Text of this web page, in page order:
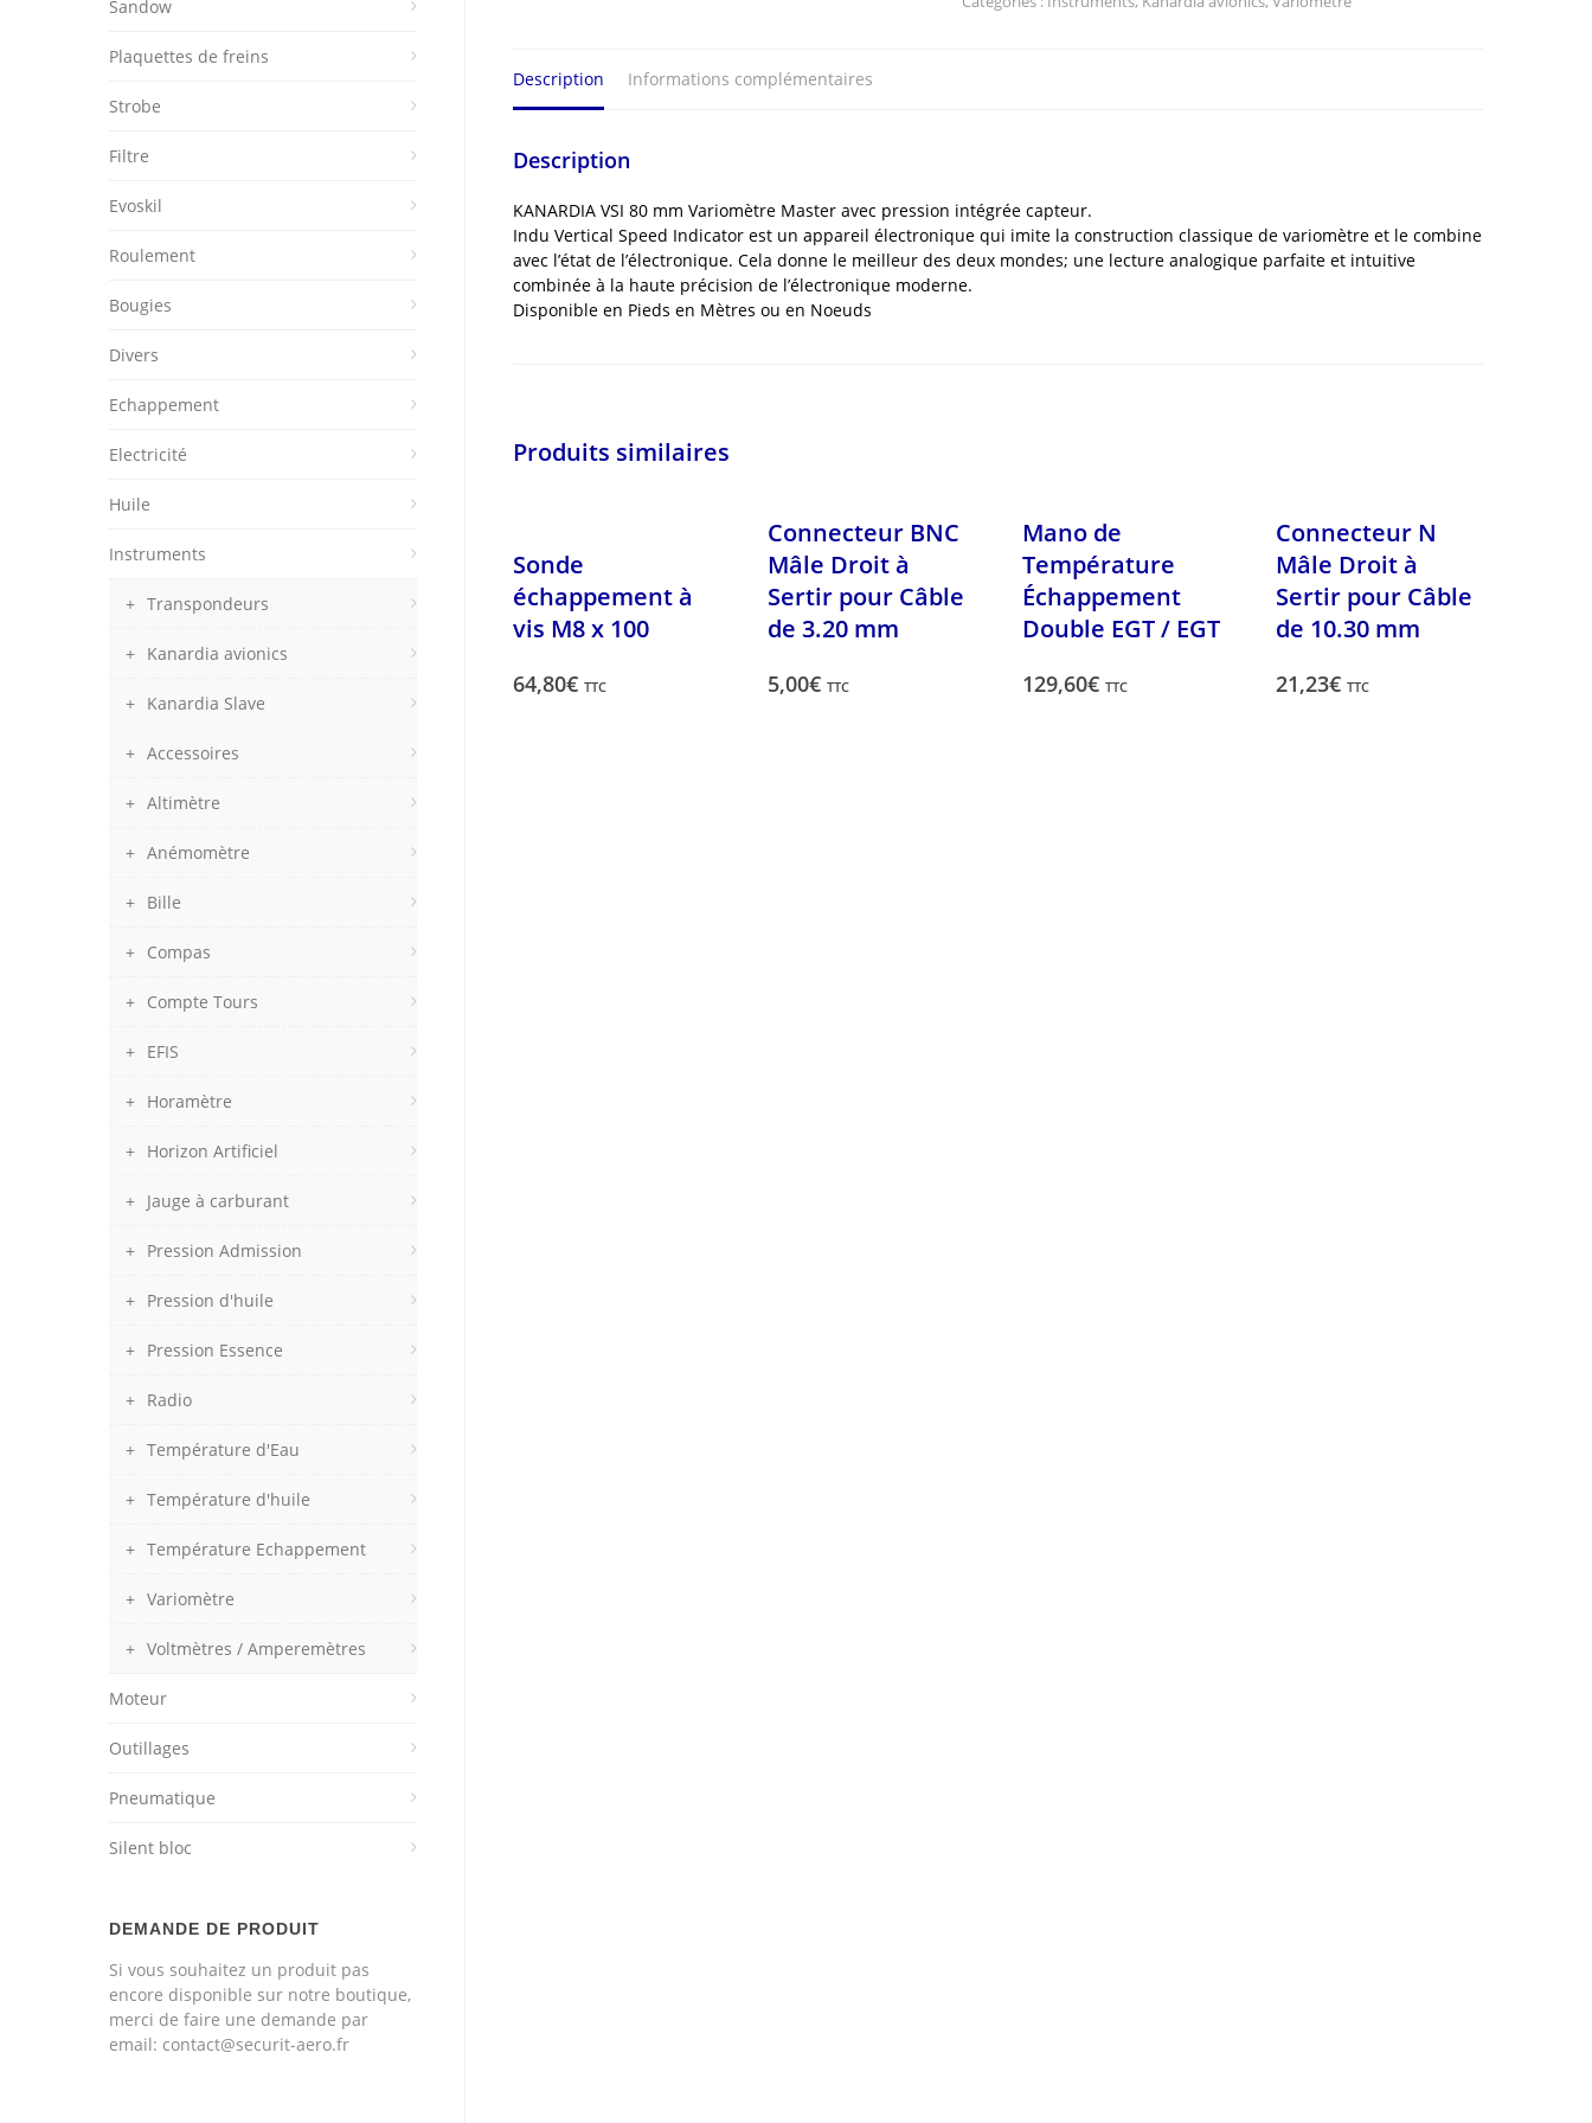
Description Informations complémentaires
Description
KANARDIA VSI 80 mm Variomètre Master avec pression intégrée capteur.
Indu Vertical Speed Indicator est un appareil électronique qui imite la construction classique de variomètre et le combine
avec l’état de l’électronique. Cela donne le meilleur des deux mondes; une lecture analogique parfaite et intuitive
combinée à la haute précision de l’électronique moderne.
Disponible en Pieds en Mètres ou en Noeuds
Produits similaires
Sonde
échappement à
vis M8 x 100
64,80€ TTC
Connecteur BNC
Mâle Droit à
Sertir pour Câble
de 3.20 mm
5,00€ TTC
Mano de
Température
Échappement
Double EGT / EGT
129,60€ TTC
Connecteur N
Mâle Droit à
Sertir pour Câble
de 10.30 mm
21,23€ TTC
Sandow
Plaquettes de freins
Strobe
Filtre
Evoskil
Roulement
Bougies
Divers
Echappement
Electricité
Huile
Instruments
Transpondeurs
Kanardia avionics
Kanardia Slave
Accessoires
Altimètre
Anémomètre
Bille
Compas
Compte Tours
EFIS
Horamètre
Horizon Artificiel
Jauge à carburant
Pression Admission
Pression d'huile
Pression Essence
Radio
Température d'Eau
Température d'huile
Température Echappement
Variomètre
Voltmètres / Amperemètres
Moteur
Outillages
Pneumatique
Silent bloc
DEMANDE DE PRODUIT
Si vous souhaitez un produit pas
encore disponible sur notre boutique,
merci de faire une demande par
email: contact@securit-aero.fr